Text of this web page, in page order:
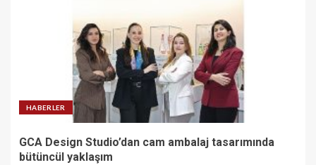
HABERLER
GCA Design Studio’dan cam ambalaj tasarımında
bütüncül yaklaşım